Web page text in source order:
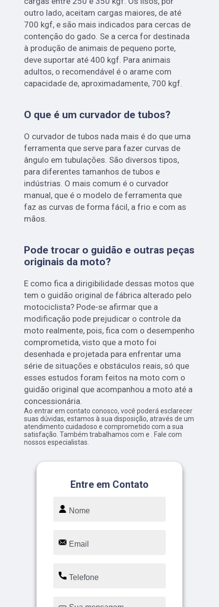
outro lado, aceitam cargas maiores, de até
700 kgf, e são mais indicados para cercas de
contenção do gado. Se a cerca for destinada
à produção de animais de pequeno porte,
deve suportar até 400 kgf. Para animais
adultos, o recomendável é o arame com
capacidade de, aproximadamente, 700 kgf.
O que é um curvador de tubos?
O curvador de tubos nada mais é do que uma
ferramenta que serve para fazer curvas de
ângulo em tubulações. São diversos tipos,
para diferentes tamanhos de tubos e
indústrias. O mais comum é o curvador
manual, que é o modelo de ferramenta que
faz as curvas de forma fácil, a frio e com as
mãos.
Pode trocar o guidão e outras peças
originais da moto?
E como fica a dirigibilidade dessas motos que
tem o guidão original de fábrica alterado pelo
motociclista? Pode-se afirmar que a
modificação pode prejudicar o controle da
moto realmente, pois, fica com o desempenho
comprometida, visto que a moto foi
desenhada e projetada para enfrentar uma
série de situações e obstáculos reais, só que
esses estudos foram feitos na moto com o
guidão original que acompanhou a moto até a
concessionária.
Ao entrar em contato conosco, você poderá esclarecer
suas dúvidas, estamos à sua disposição, através de um
atendimento cuidadoso e comprometido com a sua
satisfação. Também trabalhamos com e . Fale com
nossos especialistas.
Entre em Contato